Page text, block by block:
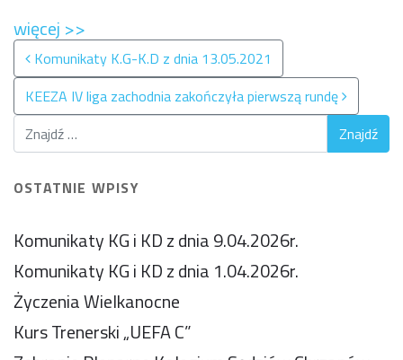
więcej >>
Nawigacja po wpisach
Komunikaty K.G-K.D z dnia 13.05.2021
KEEZA IV liga zachodnia zakończyła pierwszą rundę
OSTATNIE WPISY
Komunikaty KG i KD z dnia 9.04.2026r.
Komunikaty KG i KD z dnia 1.04.2026r.
Życzenia Wielkanocne
Kurs Trenerski „UEFA C”